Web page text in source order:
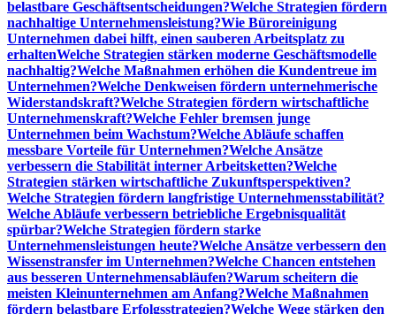
belastbare Geschäftsentscheidungen?Welche Strategien fördern
nachhaltige Unternehmensleistung?Wie Büroreinigung
Unternehmen dabei hilft, einen sauberen Arbeitsplatz zu
erhaltenWelche Strategien stärken moderne Geschäftsmodelle
nachhaltig?Welche Maßnahmen erhöhen die Kundentreue im
Unternehmen?Welche Denkweisen fördern unternehmerische
Widerstandskraft?Welche Strategien fördern wirtschaftliche
Unternehmenskraft?Welche Fehler bremsen junge
Unternehmen beim Wachstum?Welche Abläufe schaffen
messbare Vorteile für Unternehmen?Welche Ansätze
verbessern die Stabilität interner Arbeitsketten?Welche
Strategien stärken wirtschaftliche Zukunftsperspektiven?
Welche Strategien fördern langfristige Unternehmensstabilität?
Welche Abläufe verbessern betriebliche Ergebnisqualität
spürbar?Welche Strategien fördern starke
Unternehmensleistungen heute?Welche Ansätze verbessern den
Wissenstransfer im Unternehmen?Welche Chancen entstehen
aus besseren Unternehmensabläufen?Warum scheitern die
meisten Kleinunternehmen am Anfang?Welche Maßnahmen
fördern belastbare Erfolgsstrategien?Welche Wege stärken den